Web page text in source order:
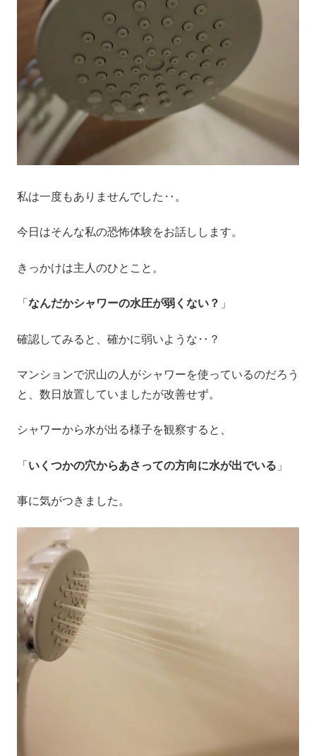
私は一度もありませんでした‥。
今日はそんな私の恐怖体験をお話しします。
きっかけは主人のひとこと。
「 なんだかシャワーの水圧が弱くない？ 」
確認してみると、確かに弱いような‥？
マンションで沢山の人がシャワーを使っているのだろう
と、数日放置していましたが改善せず。
シャワーから水が出る様子を観察すると、
「 いくつかの穴からあさっての方向に水が出でいる 」
事に気がつきました。